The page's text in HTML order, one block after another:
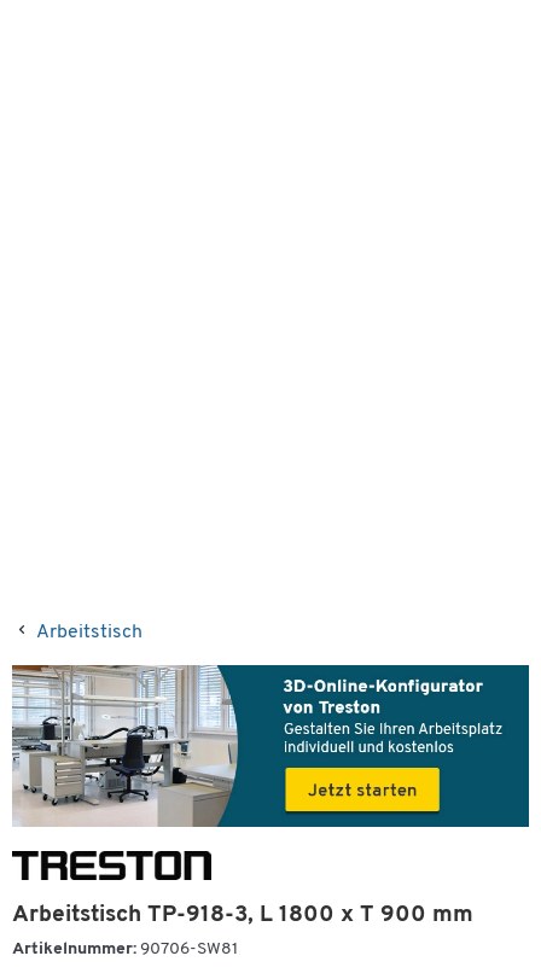
Arbeitstisch
Arbeitstisch TP-918-3, L 1800 x T 900 mm
Artikelnummer: 90706-SW81